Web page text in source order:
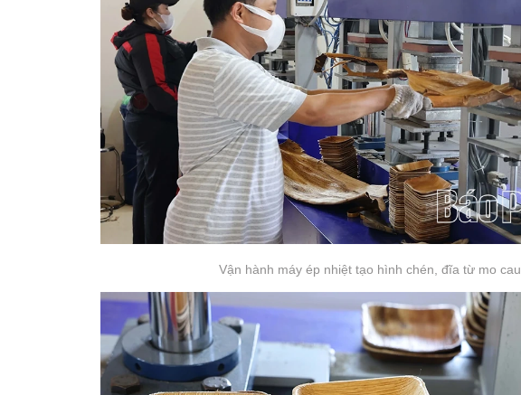
Vận hành máy ép nhiệt tạo hình chén, đĩa từ mo cau.